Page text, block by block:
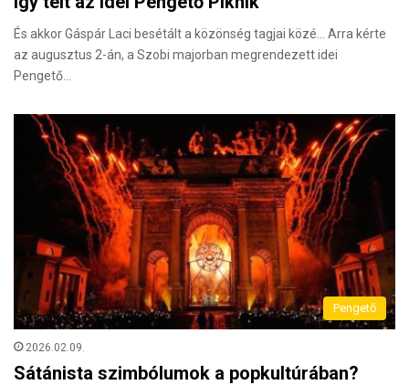
És akkor Gáspár Laci besétált a közönség tagjai közé… Arra kérte
az augusztus 2-án, a Szobi majorban megrendezett idei
Pengető…
Pengető
2026.02.09.
Sátánista szimbólumok a popkultúrában?